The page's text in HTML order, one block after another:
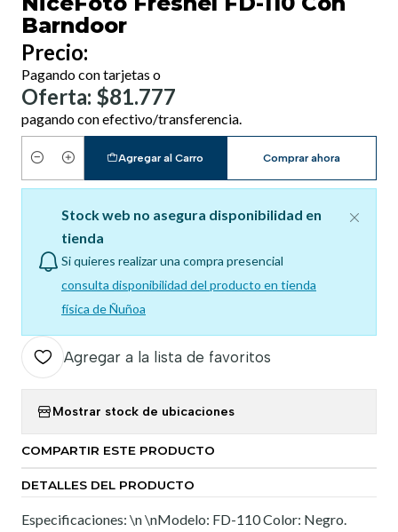
Barndoor
Precio:
Pagando con tarjetas o
Oferta: $81.777
pagando con efectivo/transferencia.
Cantidad
Agregar al Carro Comprar ahora
Stock web no asegura disponibilidad en
tienda
Si quieres realizar una compra presencial
consulta disponibilidad del producto en tienda
física de Ñuñoa
Agregar a la lista de favoritos
Mostrar stock de ubicaciones
COMPARTIR ESTE PRODUCTO
DETALLES DEL PRODUCTO
Especificaciones: \n \nModelo: FD-110 Color: Negro.